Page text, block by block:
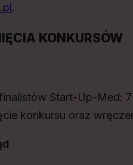
.
KONKURSÓW
Start-Up-Med:
konkursu oraz